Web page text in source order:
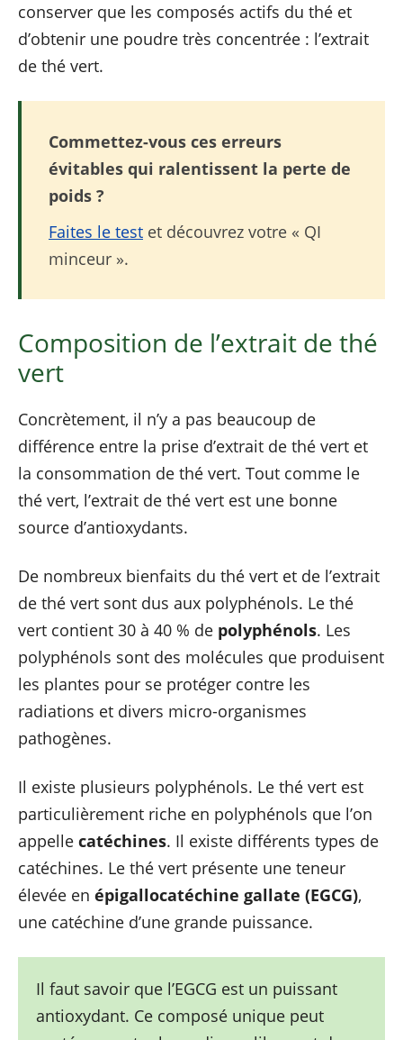
conserver que les composés actifs du thé et
d’obtenir une poudre très concentrée : l’extrait
de thé vert.
Commettez-vous ces erreurs
évitables qui ralentissent la perte de
poids ?
Faites le test et découvrez votre « QI
minceur ».
Composition de l’extrait de thé
vert
Concrètement, il n’y a pas beaucoup de
différence entre la prise d’extrait de thé vert et
la consommation de thé vert. Tout comme le
thé vert, l’extrait de thé vert est une bonne
source d’antioxydants.
De nombreux bienfaits du thé vert et de l’extrait
de thé vert sont dus aux polyphénols. Le thé
vert contient 30 à 40 % de polyphénols. Les
polyphénols sont des molécules que produisent
les plantes pour se protéger contre les
radiations et divers micro-organismes
pathogènes.
Il existe plusieurs polyphénols. Le thé vert est
particulièrement riche en polyphénols que l’on
appelle catéchines. Il existe différents types de
catéchines. Le thé vert présente une teneur
élevée en épigallocatéchine gallate (EGCG),
une catéchine d’une grande puissance.
Il faut savoir que l’EGCG est un puissant
antioxydant. Ce composé unique peut